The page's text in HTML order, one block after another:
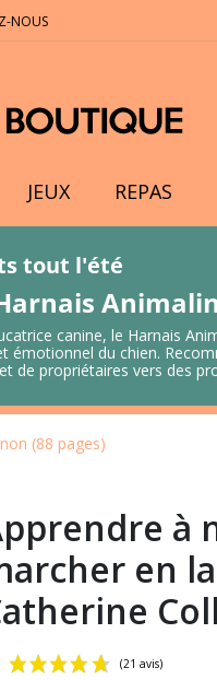
NOUS
JEUX REPAS
tout l'été
canine, le Harnais
du chien.
de propriétaires vers des
(88 pages)
à
en